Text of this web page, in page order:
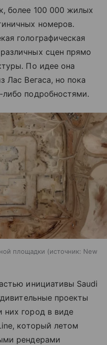
более 100 000 жилых
номеров.
голографическая
сцен прямо
По идее она
Лас Вегаса, но пока
подробностями.
площадки источник: New
инициативы Saudi
проекты
них город в виде
который летом
рендерами